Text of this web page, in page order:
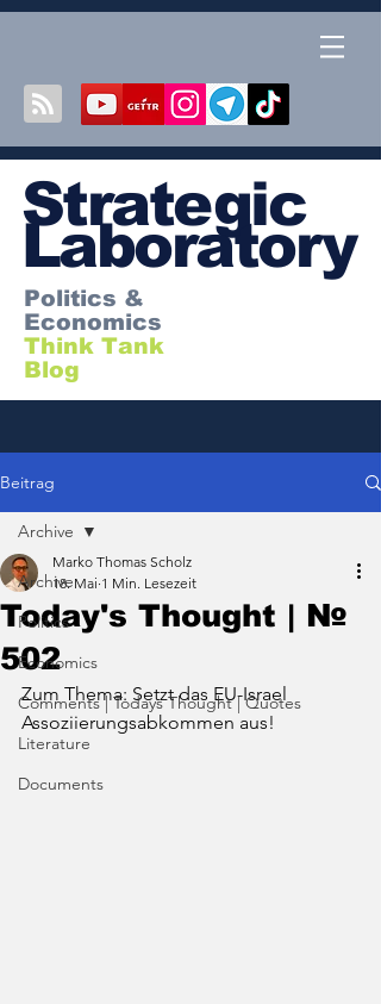
Strategic
Laboratory
Politics &
Economics
Think Tank
Blog
Beitrag
Archive
Politics
Economics
Comments | Todays Thought | Quotes
Literature
Documents
Archive
Today's Thought | №
502
Marko Thomas Scholz
18. Mai 1 Min. Lesezeit
Zum Thema: Setzt das EU-Israel
Assoziierungsabkommen aus!